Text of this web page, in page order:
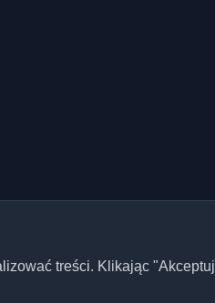
treści. Klikając "Akceptuj